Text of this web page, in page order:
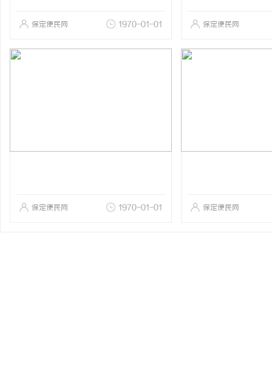
保定便民网 1970-01-01 保定便民网
保定便民网 1970-01-01 保定便民网